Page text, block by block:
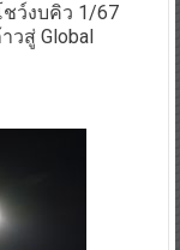
ชว์งบคิว 1/67
วสู่ Global